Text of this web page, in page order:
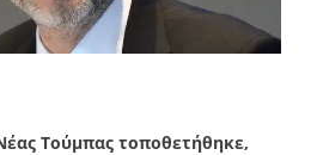
Τούμπας τοποθετήθηκε,